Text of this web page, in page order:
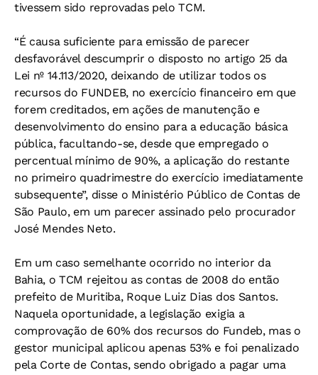
tivessem sido reprovadas pelo TCM.
“É causa suficiente para emissão de parecer
desfavorável descumprir o disposto no artigo 25 da
Lei nº 14.113/2020, deixando de utilizar todos os
recursos do FUNDEB, no exercício financeiro em que
forem creditados, em ações de manutenção e
desenvolvimento do ensino para a educação básica
pública, facultando-se, desde que empregado o
percentual mínimo de 90%, a aplicação do restante
no primeiro quadrimestre do exercício imediatamente
subsequente”, disse o Ministério Público de Contas de
São Paulo, em um parecer assinado pelo procurador
José Mendes Neto.
Em um caso semelhante ocorrido no interior da
Bahia, o TCM rejeitou as contas de 2008 do então
prefeito de Muritiba, Roque Luiz Dias dos Santos.
Naquela oportunidade, a legislação exigia a
comprovação de 60% dos recursos do Fundeb, mas o
gestor municipal aplicou apenas 53% e foi penalizado
pela Corte de Contas, sendo obrigado a pagar uma